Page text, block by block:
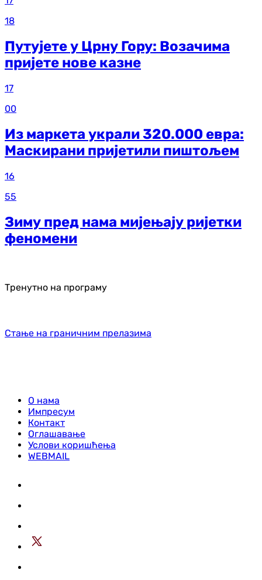
18
Путујете у Црну Гору: Возачима
пријете нове казне
17
00
Из маркета украли 320.000 евра:
Маскирани пријетили пиштољем
16
55
Зиму пред нама мијењају ријетки
феномени
Тренутно на програму
Стање на граничним прелазима
О нама
Импресум
Контакт
Оглашавање
Услови коришћења
WEBMAIL